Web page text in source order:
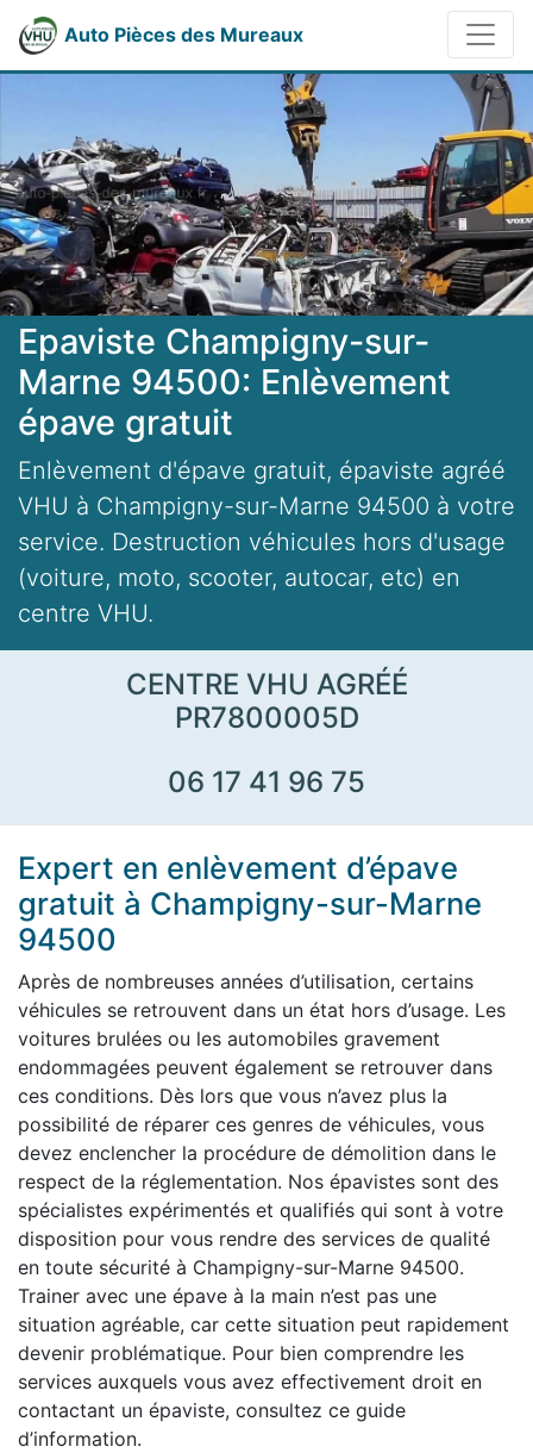
Auto Pièces des Mureaux
Epaviste Champigny-sur-
Marne 94500: Enlèvement
épave gratuit
Enlèvement d'épave gratuit, épaviste agréé
VHU à Champigny-sur-Marne 94500 à votre
service. Destruction véhicules hors d'usage
(voiture, moto, scooter, autocar, etc) en
centre VHU.
CENTRE VHU AGRÉÉ
PR7800005D
06 17 41 96 75
Expert en enlèvement d’épave
gratuit à Champigny-sur-Marne
94500
Après de nombreuses années d’utilisation, certains
véhicules se retrouvent dans un état hors d’usage. Les
voitures brulées ou les automobiles gravement
endommagées peuvent également se retrouver dans
ces conditions. Dès lors que vous n’avez plus la
possibilité de réparer ces genres de véhicules, vous
devez enclencher la procédure de démolition dans le
respect de la réglementation. Nos épavistes sont des
spécialistes expérimentés et qualifiés qui sont à votre
disposition pour vous rendre des services de qualité
en toute sécurité à Champigny-sur-Marne 94500.
Trainer avec une épave à la main n’est pas une
situation agréable, car cette situation peut rapidement
devenir problématique. Pour bien comprendre les
services auxquels vous avez effectivement droit en
contactant un épaviste, consultez ce guide
d’information.